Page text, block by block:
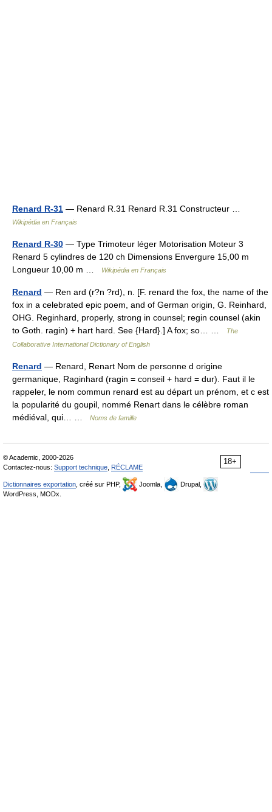
Renard R-31 — Renard R.31 Renard R.31 Constructeur …
Wikipédia en Français
Renard R-30 — Type Trimoteur léger Motorisation Moteur 3
Renard 5 cylindres de 120 ch Dimensions Envergure 15,00 m
Longueur 10,00 m …
Wikipédia en Français
Renard — Ren ard (r?n ?rd), n. [F. renard the fox, the name of the
fox in a celebrated epic poem, and of German origin, G. Reinhard,
OHG. Reginhard, properly, strong in counsel; regin counsel (akin
to Goth. ragin) + hart hard. See {Hard}.] A fox; so… …
The
Collaborative International Dictionary of English
Renard — Renard, Renart Nom de personne d origine
germanique, Raginhard (ragin = conseil + hard = dur). Faut il le
rappeler, le nom commun renard est au départ un prénom, et c est
la popularité du goupil, nommé Renart dans le célèbre roman
médiéval, qui… …
Noms de famille
18+
© Academic, 2000-2026
Contactez-nous: Support technique RÉCLAME
Dictionnaires exportation , créé sur PHP, Joomla,
Drupal,
WordPress, MODx.